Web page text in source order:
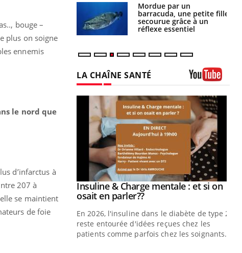
bouge –
plus on soigne
ennemis
le nord que
d’infarctus à
207 à
se maintient
de foie
Mordue par un
barracuda, une petite fille
secourue grâce à un
réflexe essentiel
LA CHAÎNE SANTÉ
pour
mental ou
Youtube
Insuline & Charge mentale : et si on
osait en parler??Youtube
En 2026, l'insuline dans le diabète de type 2
reste entourée d'idées reçues chez les
patients comme parfois chez les soignants.